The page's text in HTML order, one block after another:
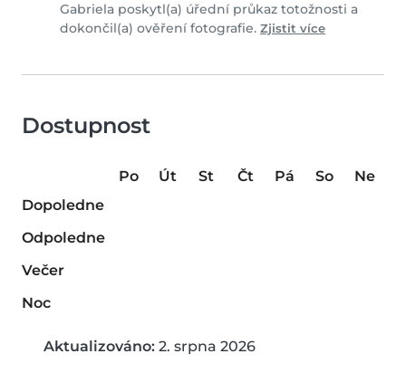
Gabriela poskytl(a) úřední průkaz totožnosti a
dokončil(a) ověření fotografie. Zjistit více
Dostupnost
Po Út St Čt Pá So
Ne
Dopoledne
Odpoledne
Večer
Noc
Aktualizováno: 2. srpna 2026